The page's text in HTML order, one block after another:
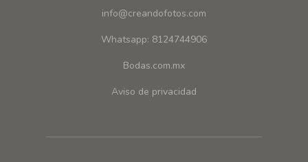
info@creandofotos.com
Whatsapp: 8124744906
Bodas.com.mx
Aviso de privacidad